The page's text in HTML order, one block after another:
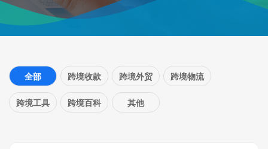
全部 跨境收款 跨境外贸 跨境物流
跨境工具 跨境百科 其他